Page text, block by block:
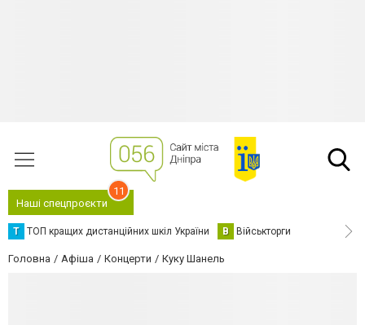
Наші спецпроєкти
11
Т ТОП кращих дистанційних шкіл України В Військторги
Головна Афіша Концерти Куку Шанель